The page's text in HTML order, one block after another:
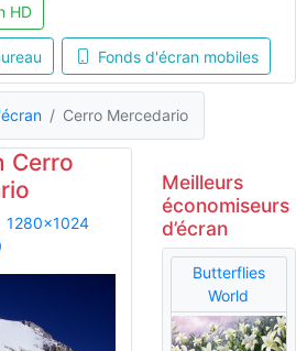
HD
Fonds d'écran mobiles
Cerro Mercedario
Cerro
1280x1024
Meilleurs
économiseurs
d’écran
Butterflies
World